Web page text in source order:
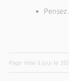
Page mise à jour le